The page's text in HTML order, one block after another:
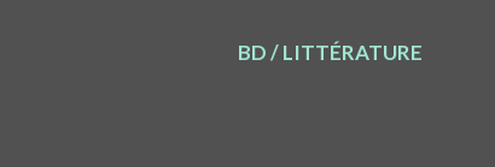
BD / LITTÉRATURE